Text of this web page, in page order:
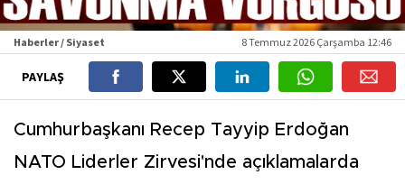
Haberler / Siyaset 8 Temmuz 2026 Çarşamba 12:46
PAYLAŞ
Cumhurbaşkanı Recep Tayyip Erdoğan
NATO Liderler Zirvesi'nde açıklamalarda